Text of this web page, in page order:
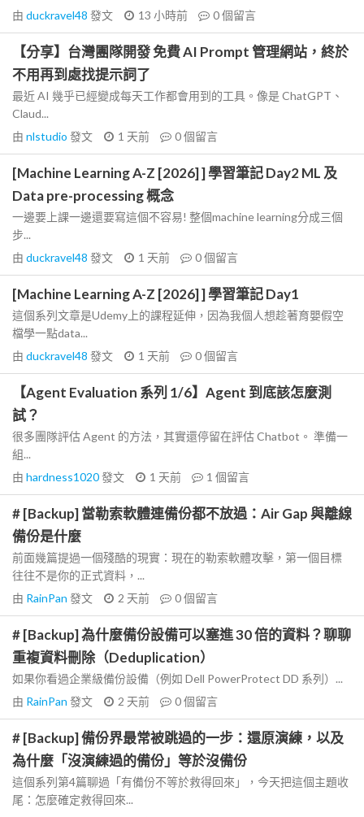
由 duckravel48 發文 13 小時前 0個留言
【分享】台灣團隊開發 免費 AI Prompt 管理網站，終於
不用再到處找提示詞了
最近 AI 幾乎已經變成每天工作都會用到的工具。像是 ChatGPT、
Claud...
由 nlstudio 發文 1 天前 0個留言
[Machine Learning A-Z [2026] ] 學習筆記 Day2 ML 及
Data pre-processing 概念
一邊要上課一邊還要寫這個不容易! 整個machine learning分成三個
步...
由 duckravel48 發文 1 天前 0個留言
[Machine Learning A-Z [2026] ] 學習筆記 Day1
這個系列文章是Udemy上的課程延伸，因為我個人想趁著育嬰假空
檔學一點data...
由 duckravel48 發文 1 天前 0個留言
【Agent Evaluation 系列 1/6】Agent 到底該怎麼測
試？
很多團隊評估 Agent 的方法，其實還停留在評估 Chatbot。 準備一
組...
由 hardness1020發文 1 天前 1 個留言
# [Backup] 當勒索軟體連備份都不放過：Air Gap 與離線
備份是什麼
前面幾篇提過一個殘酷的現實：現在的勒索軟體攻擊，第一個目標
往往不是你的正式資料，...
由 RainPan 發文 2 天前 0個留言
# [Backup] 為什麼備份設備可以塞進 30 倍的資料？聊聊
重複資料刪除（Deduplication）
如果你看過企業級備份設備（例如 Dell PowerProtect DD 系列）...
由 RainPan 發文 2 天前 0個留言
# [Backup] 備份界最常被跳過的一步：還原演練，以及
為什麼「沒演練過的備份」等於沒備份
這個系列第4篇聊過「有備份不等於救得回來」，今天把這個主題收
尾：怎麼確定救得回來...